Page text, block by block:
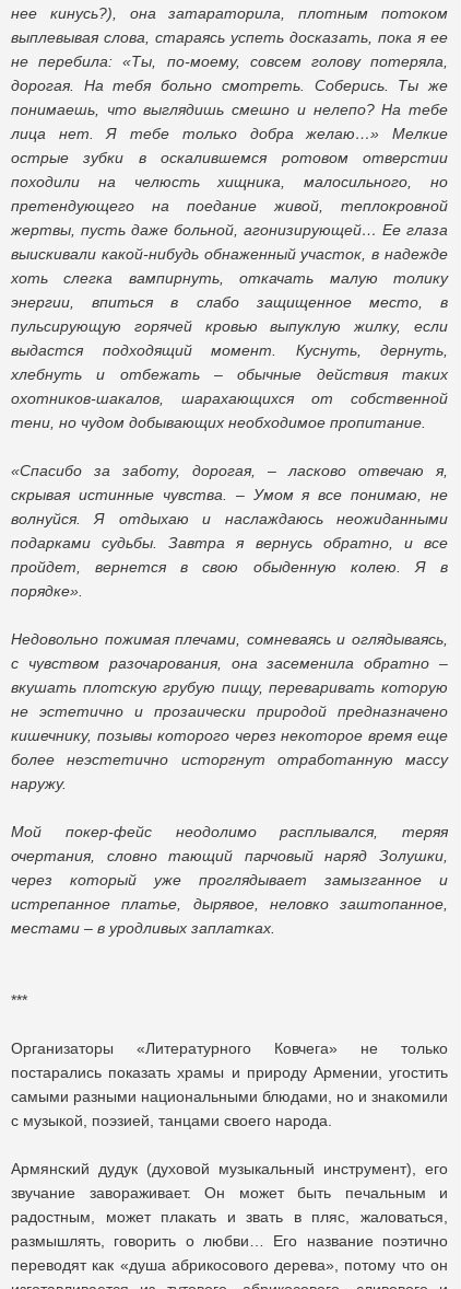
нее кинусь?), она затараторила, плотным потоком
выплевывая слова, стараясь успеть досказать, пока я ее
не перебила: «Ты, по-моему, совсем голову потеряла,
дорогая. На тебя больно смотреть. Соберись. Ты же
понимаешь, что выглядишь смешно и нелепо? На тебе
лица нет. Я тебе только добра желаю…» Мелкие
острые зубки в оскалившемся ротовом отверстии
походили на челюсть хищника, малосильного, но
претендующего на поедание живой, теплокровной
жертвы, пусть даже больной, агонизирующей… Ее глаза
выискивали какой-нибудь обнаженный участок, в надежде
хоть слегка вампирнуть, откачать малую толику
энергии, впиться в слабо защищенное место, в
пульсирующую горячей кровью выпуклую жилку, если
выдастся подходящий момент. Куснуть, дернуть,
хлебнуть и отбежать – обычные действия таких
охотников-шакалов, шарахающихся от собственной
тени, но чудом добывающих необходимое пропитание.
«Спасибо за заботу, дорогая, – ласково отвечаю я,
скрывая истинные чувства. – Умом я все понимаю, не
волнуйся. Я отдыхаю и наслаждаюсь неожиданными
подарками судьбы. Завтра я вернусь обратно, и все
пройдет, вернется в свою обыденную колею. Я в
порядке».
Недовольно пожимая плечами, сомневаясь и оглядываясь,
с чувством разочарования, она засеменила обратно –
вкушать плотскую грубую пищу, переваривать которую
не эстетично и прозаически природой предназначено
кишечнику, позывы которого через некоторое время еще
более неэстетично исторгнут отработанную массу
наружу.
Мой покер-фейс неодолимо расплывался, теряя
очертания, словно тающий парчовый наряд Золушки,
через который уже проглядывает замызганное и
истрепанное платье, дырявое, неловко заштопанное,
местами – в уродливых заплатках.
***
Организаторы «Литературного Ковчега» не только
постарались показать храмы и природу Армении, угостить
самыми разными национальными блюдами, но и знакомили
с музыкой, поэзией, танцами своего народа.
Армянский дудук (духовой музыкальный инструмент), его
звучание завораживает. Он может быть печальным и
радостным, может плакать и звать в пляс, жаловаться,
размышлять, говорить о любви… Его название поэтично
переводят как «душа абрикосового дерева», потому что он